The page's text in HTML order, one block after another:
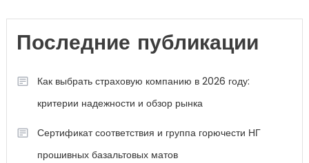
Последние публикации
Как выбрать страховую компанию в 2026 году:
критерии надежности и обзор рынка
Сертификат соответствия и группа горючести НГ
прошивных базальтовых матов